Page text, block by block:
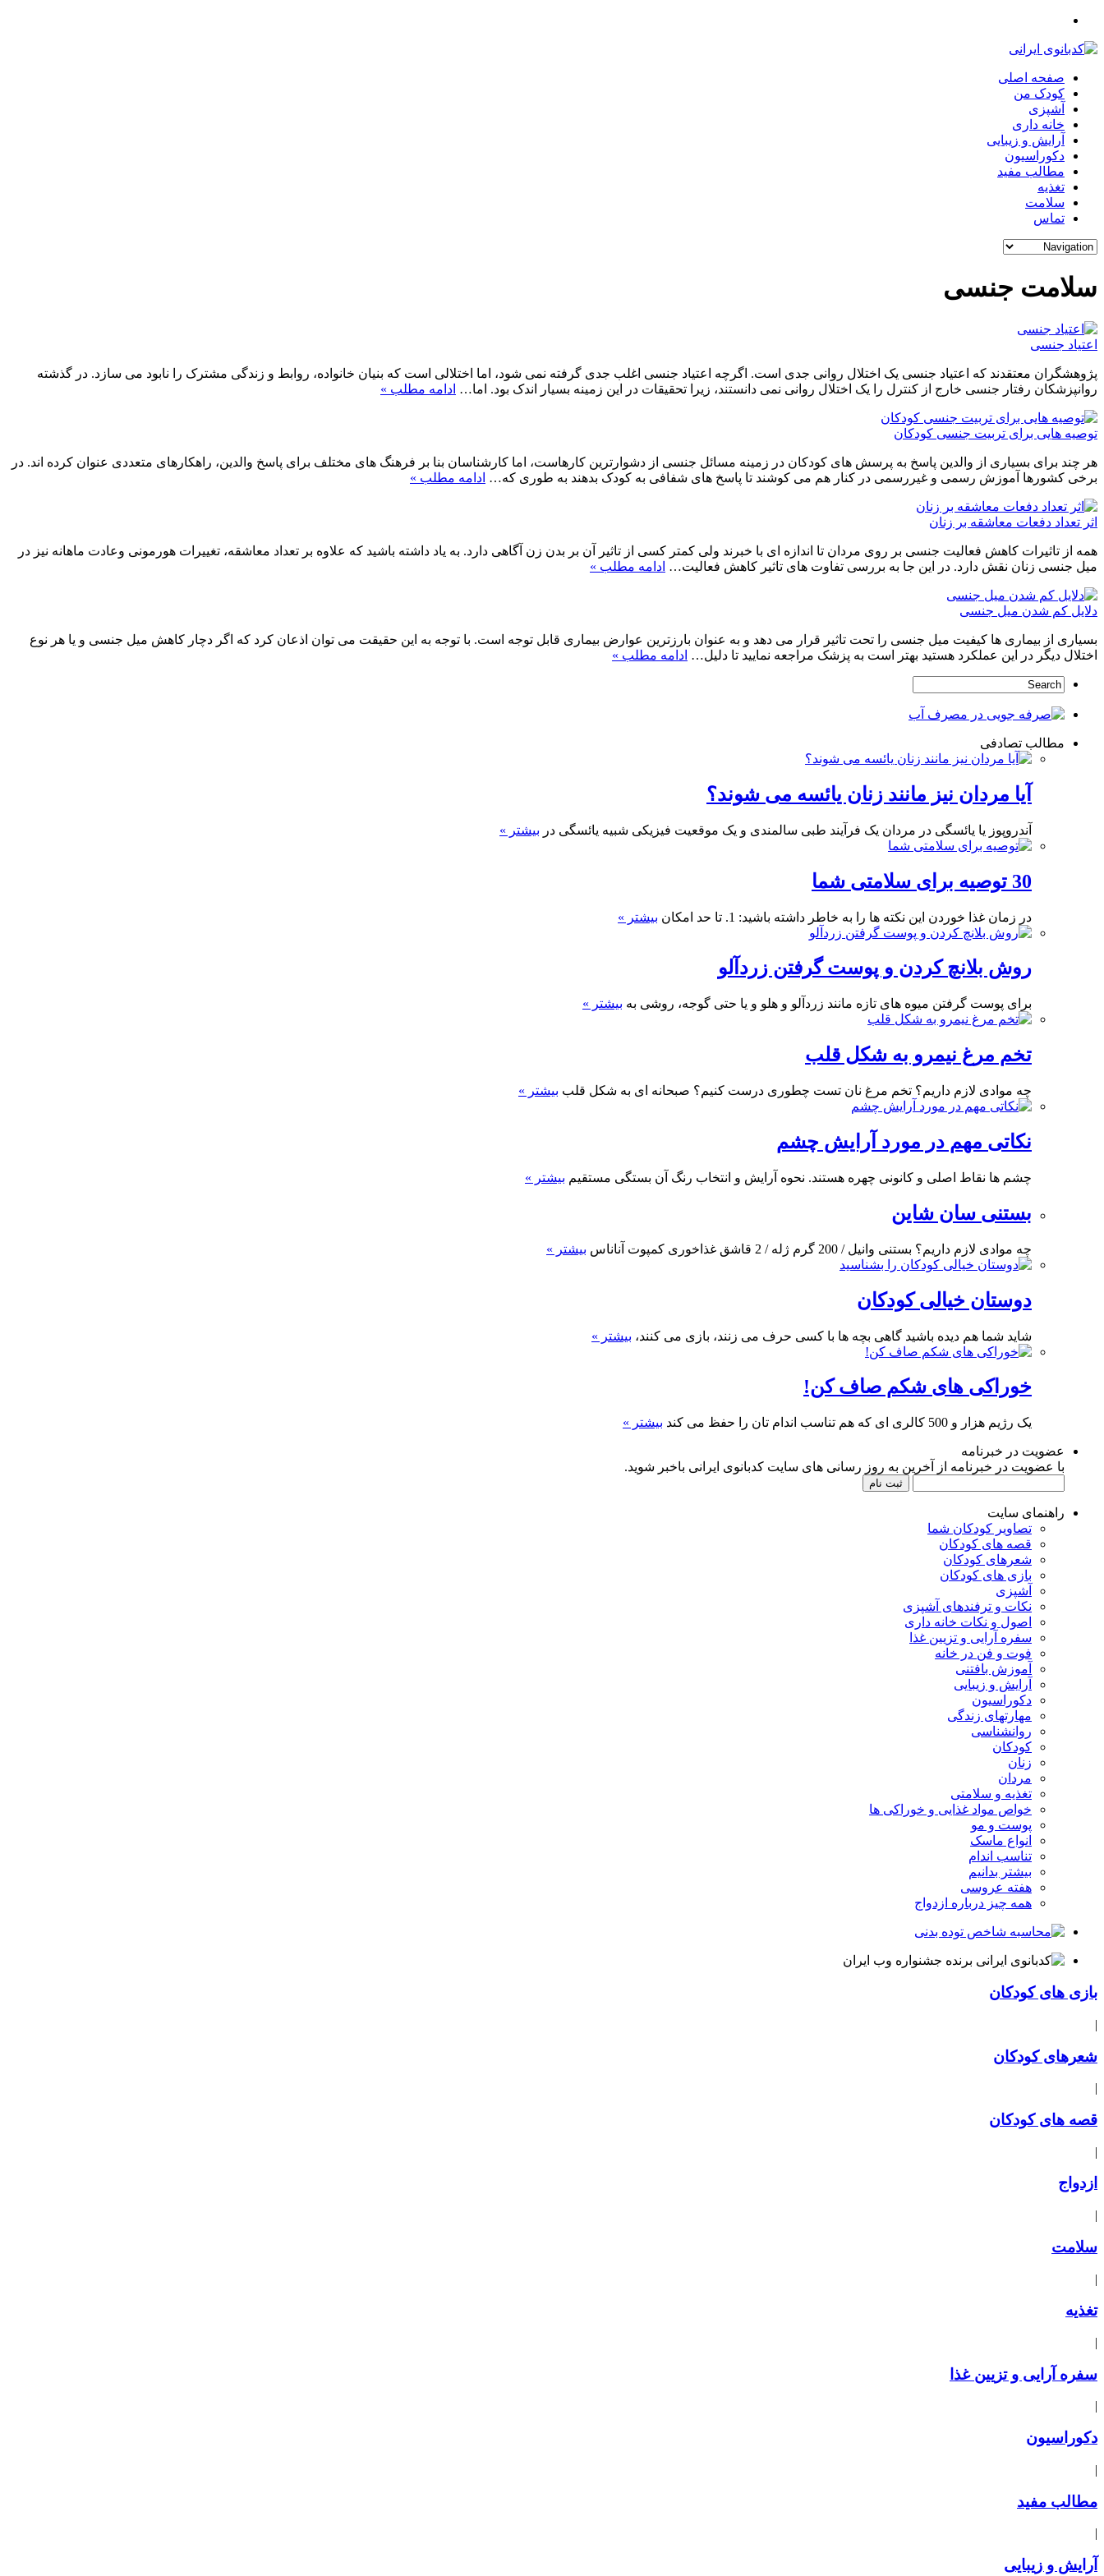
صفحه اصلی
کودک من
آشپزی
خانه داری
آرایش و زیبایی
دکوراسیون
مطالب مفید
تغذیه
سلامت
تماس
سلامت جنسی
اعتیاد جنسی
پژوهشگران معتقدند که اعتیاد جنسی یک اختلال روانی جدی است. اگرچه اعتیاد جنسی اغلب جدی گرفته نمی شود، اما اختلالی است که بنیان خانواده، روابط و زندگی مشترک را نابود می سازد. در گذشته
روانپزشکان رفتار جنسی خارج از کنترل را یک اختلال روانی نمی دانستند، زیرا تحقیقات در این زمینه بسیار اندک بود. اما… ادامه مطلب »
توصیه هایی برای تربیت جنسی کودکان
هر چند برای بسیاری از والدین پاسخ به پرسش های کودکان در زمینه مسائل جنسی از دشوارترین کارهاست، اما کارشناسان بنا بر فرهنگ های مختلف برای پاسخ والدین، راهکارهای متعددی عنوان کرده اند. در
برخی کشورها آموزش رسمی و غیررسمی در کنار هم می کوشند تا پاسخ های شفافی به کودک بدهند به طوری که… ادامه مطلب »
اثر تعداد دفعات معاشقه بر زنان
همه از تاثیرات کاهش فعالیت جنسی بر روی مردان تا اندازه ای با خبرند ولی کمتر کسی از تاثیر آن بر بدن زن آگاهی دارد. به یاد داشته باشید که علاوه بر تعداد معاشقه، تغییرات هورمونی وعادت ماهانه نیز در
میل جنسی زنان نقش دارد. در این جا به بررسی تفاوت های تاثیر کاهش فعالیت… ادامه مطلب »
دلایل کم شدن میل جنسی
بسیاری از بیماری ها کیفیت میل جنسی را تحت تاثیر قرار می دهد و به عنوان بارزترین عوارض بیماری قابل توجه است. با توجه به این حقیقت می توان اذعان کرد که اگر دچار کاهش میل جنسی و یا هر نوع
اختلال دیگر در این عملکرد هستید بهتر است به پزشک مراجعه نمایید تا دلیل… ادامه مطلب »
مطالب تصادفی
آیا مردان نیز مانند زنان یائسه می شوند؟
آندروپوز یا یائسگی در مردان یک فرآیند طبی سالمندی و یک موقعیت فیزیکی شبیه یائسگی در بیشتر »
30 توصیه برای سلامتی شما
در زمان غذا خوردن این نکته ها را به خاطر داشته باشید: 1. تا حد امکان بیشتر »
روش بلانچ کردن و پوست گرفتن زردآلو
برای پوست گرفتن میوه های تازه مانند زردآلو و هلو و یا حتی گوجه، روشی به بیشتر »
تخم مرغ نیمرو به شکل قلب
چه موادی لازم داریم؟ تخم مرغ نان تست چطوری درست کنیم؟ صبحانه ای به شکل قلب بیشتر »
نکاتی مهم در مورد آرایش چشم
چشم ها نقاط اصلی و کانونی چهره هستند. نحوه آرایش و انتخاب رنگ آن بستگی مستقیم بیشتر »
بستنی سان شاین
چه موادی لازم داریم؟ بستنی وانیل / 200 گرم ژله / 2 قاشق غذاخوری کمپوت آناناس بیشتر »
دوستان خیالی کودکان
شاید شما هم دیده باشید گاهی بچه ها با کسی حرف می زنند، بازی می کنند، بیشتر »
خوراکی های شکم صاف کن!
یک رژیم هزار و 500 کالری ای که هم تناسب اندام تان را حفظ می کند بیشتر »
عضویت در خبرنامه
با عضویت در خبرنامه از آخرین به روز رسانی های سایت کدبانوی ایرانی باخبر شوید.
راهنمای سایت
تصاویر کودکان شما
قصه های کودکان
شعرهای کودکان
بازی های کودکان
آشپزی
نکات و ترفندهای آشپزی
اصول و نکات خانه داری
سفره آرایی و تزیین غذا
فوت و فن در خانه
آموزش بافتنی
آرایش و زیبایی
دکوراسیون
مهارتهای زندگی
روانشناسی
کودکان
زنان
مردان
تغذیه و سلامتی
خواص مواد غذایی و خوراکی ها
پوست و مو
انواع ماسک
تناسب اندام
بیشتر بدانیم
هفته عروسی
همه چیز درباره ازدواج
بازی های کودکان
|
شعرهای کودکان
|
قصه های کودکان
|
ازدواج
|
سلامت
|
تغذیه
|
سفره آرایی و تزیین غذا
|
دکوراسیون
|
مطالب مفید
|
آرایش و زیبایی